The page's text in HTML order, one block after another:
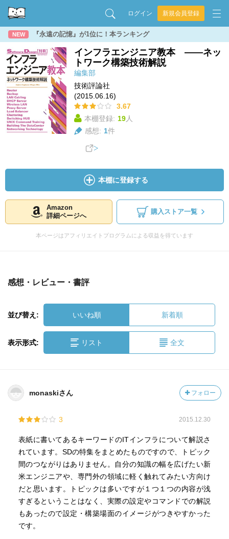
ログイン 新規会員登録
NEW 『永遠の記憶』が1位に！本ランキング
インフラエンジニア教本 ――ネッ
トワーク構築技術解説
編集部
技術評論社
(2015.06.16)
3.67
本棚登録: 19人
感想: 1件
本棚に登録する
Amazon
詳細ページへ
購入ストア一覧
本ページはアフィリエイトプログラムによる収益を得ています
感想・レビュー・書評
並び替え: いいね順 新着順
表示形式: リスト 全文
monaskiさん フォロー
3 2015.12.30
表紙に書いてあるキーワードのITインフラについて解説さ
れています。SDの特集をまとめたものですので、トピック
間のつながりはありません。自分の知識の幅を広げたい新
米エンジニアや、専門外の領域に軽く触れてみたい方向け
だと思います。トピックは多いですが１つ１つの内容が浅
すぎるということはなく、実際の設定やコマンドでの解説
もあったので設定・構築場面のイメージがつきやすかった
です。